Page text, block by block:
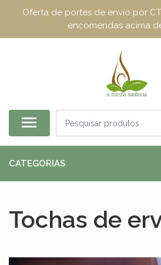
Oferta de portes de envio por
encomendas acima
CATEGORIAS
Tochas de